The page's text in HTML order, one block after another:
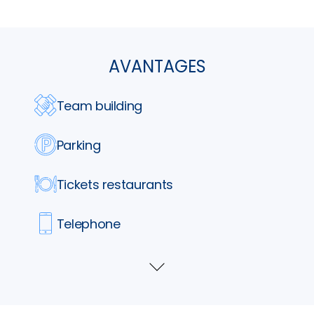
AVANTAGES
Team building
Parking
Tickets restaurants
Telephone
Voir